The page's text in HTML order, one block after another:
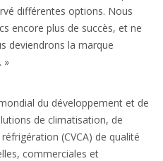
différentes options. Nous
encore plus de succès, et ne
deviendrons la marque
»
du développement et de
de climatisation, de
(CVCA) de qualité
commerciales et